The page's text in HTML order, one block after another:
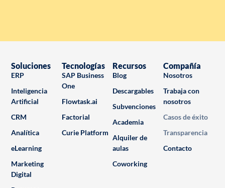
Soluciones
ERP
Inteligencia
Artificial
CRM
Analítica
eLearning
Marketing
Digital
Tecnologías
SAP Business
One
Flowtask.ai
Factorial
Curie Platform
Recursos
Blog
Descargables
Subvenciones
Academia
Alquiler de
aulas
Coworking
Compañía
Nosotros
Trabaja con
nosotros
Casos de éxito
Transparencia
Contacto